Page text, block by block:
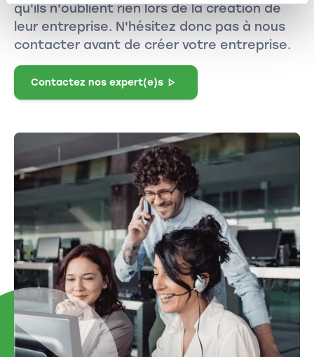
qu'ils n'oublient rien lors de la création de
leur entreprise. N'hésitez donc pas à nous
contacter avant de créer votre entreprise.
Contactez nos expert(e)s